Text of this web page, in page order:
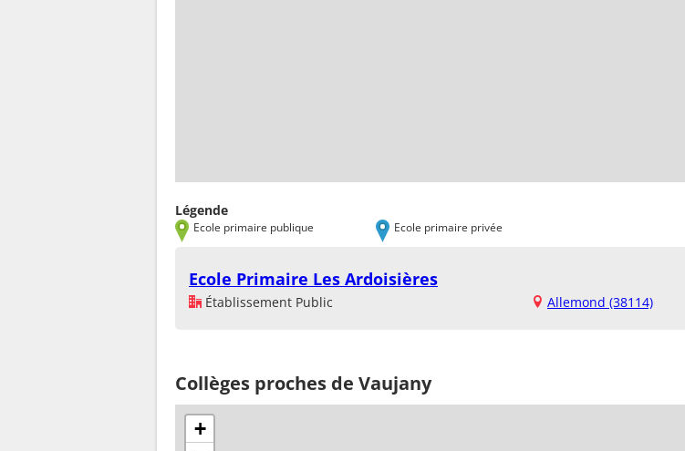
Légende
Ecole primaire publique Ecole primaire privée
Ecole Primaire Les Ardoisières
Établissement Public Allemond (38114)
Collèges proches de Vaujany
+